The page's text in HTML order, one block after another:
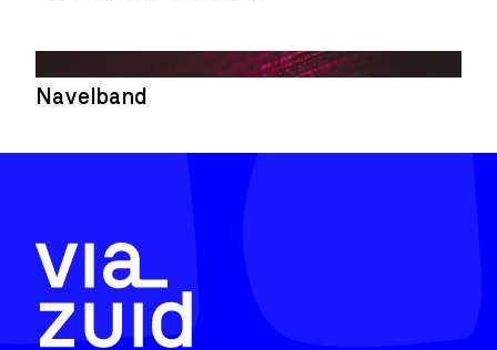
Navelband